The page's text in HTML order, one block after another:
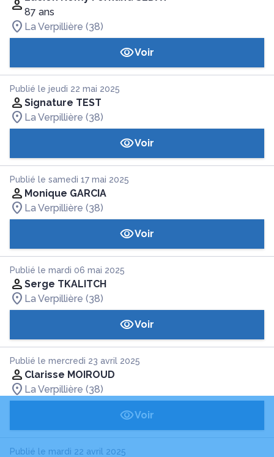
87 ans
La Verpillière (38)
Voir
Publié le jeudi 22 mai 2025
Signature TEST
La Verpillière (38)
Voir
Publié le samedi 17 mai 2025
Monique GARCIA
La Verpillière (38)
Voir
Publié le mardi 06 mai 2025
Serge TKALITCH
La Verpillière (38)
Voir
Publié le mercredi 23 avril 2025
Clarisse MOIROUD
La Verpillière (38)
Voir
Publié le mardi 22 avril 2025